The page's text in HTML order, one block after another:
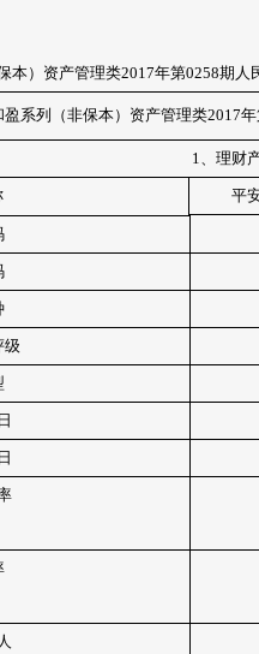
本）资产管理类2017年第0258期
系列（非保本）资产管理类2017
1、理财
平
级